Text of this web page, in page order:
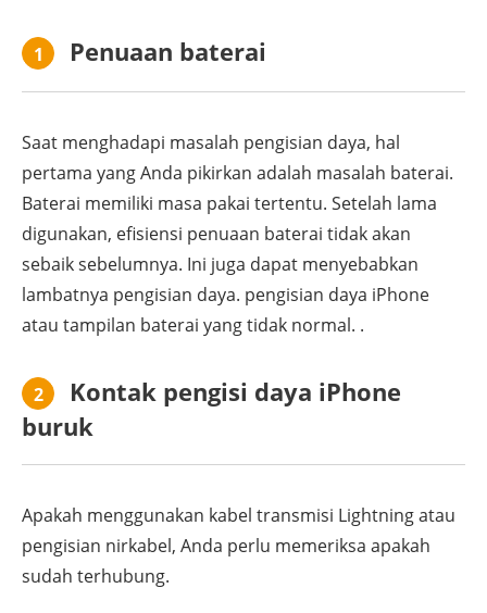
1 Penuaan baterai
Saat menghadapi masalah pengisian daya, hal
pertama yang Anda pikirkan adalah masalah baterai.
Baterai memiliki masa pakai tertentu. Setelah lama
digunakan, efisiensi penuaan baterai tidak akan
sebaik sebelumnya. Ini juga dapat menyebabkan
lambatnya pengisian daya. pengisian daya iPhone
atau tampilan baterai yang tidak normal. .
2
Kontak pengisi daya iPhone
buruk
Apakah menggunakan kabel transmisi Lightning atau
pengisian nirkabel, Anda perlu memeriksa apakah
sudah terhubung.